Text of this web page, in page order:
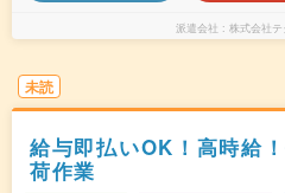
派遣会社 株式会社
未読
給与即払いOK！高時給
荷作業